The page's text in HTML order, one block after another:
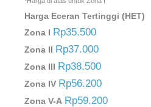
Harga Eceran Tertinggi (HET)
Zona I Rp35.500
Zona II Rp37.000
Zona III Rp38.500
Zona IV Rp56.200
Zona V-A Rp59.200